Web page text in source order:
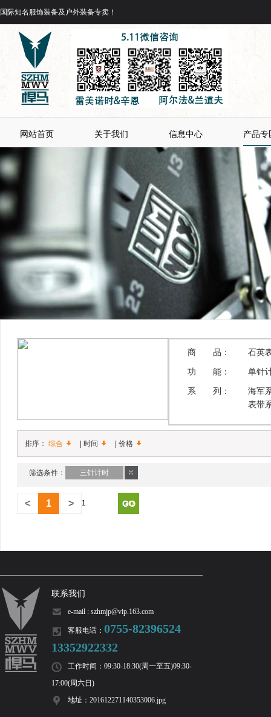
国际知名服饰装备及户外装备专卖！
网站首页 关于我们 信息中心 产品专
商 品：
石英
功 能：
单针
系 列：
海军
表带
排序： 综合 时间 价格
筛选条件： 三针计时
< 1 >
联系我们
e-mail : szhmjp@vip.163.com
客服电话： 0755-82396524
13352922332
工作时间：09:30-18:30(周一至五)09:30-
17:00(周六日)
地址：201612271140353006.jpg